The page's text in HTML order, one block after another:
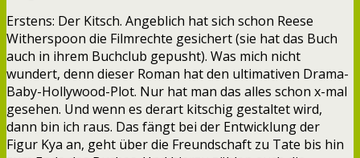
Erstens: Der Kitsch. Angeblich hat sich schon Reese
Witherspoon die Filmrechte gesichert (sie hat das Buch
auch in ihrem Buchclub gepusht). Was mich nicht
wundert, denn dieser Roman hat den ultimativen Drama-
Baby-Hollywood-Plot. Nur hat man das alles schon x-mal
gesehen. Und wenn es derart kitschig gestaltet wird,
dann bin ich raus. Das fängt bei der Entwicklung der
Figur Kya an, geht über die Freundschaft zu Tate bis hin